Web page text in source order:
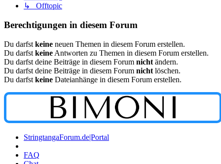
↳ Offtopic
Berechtigungen in diesem Forum
Du darfst keine neuen Themen in diesem Forum erstellen.
Du darfst keine Antworten zu Themen in diesem Forum erstellen.
Du darfst deine Beiträge in diesem Forum nicht ändern.
Du darfst deine Beiträge in diesem Forum nicht löschen.
Du darfst keine Dateianhänge in diesem Forum erstellen.
StringtangaForum.de|Portal
FAQ